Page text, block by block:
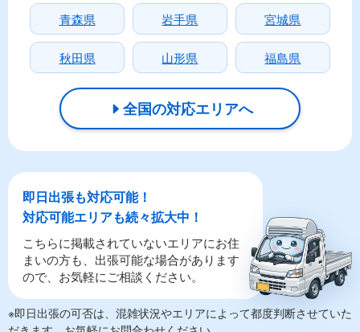
青森県 岩手県 宮城県
秋田県 山形県 福島県
全国の対応エリアへ
即日出張も対応可能！
対応可能エリアも続々拡大中！
こちらに掲載されていないエリアにお住
まいの方も、出張可能な場合があります
ので、お気軽にご相談ください。
※即日出張の可否は、混雑状況やエリアによって都度判断させていた